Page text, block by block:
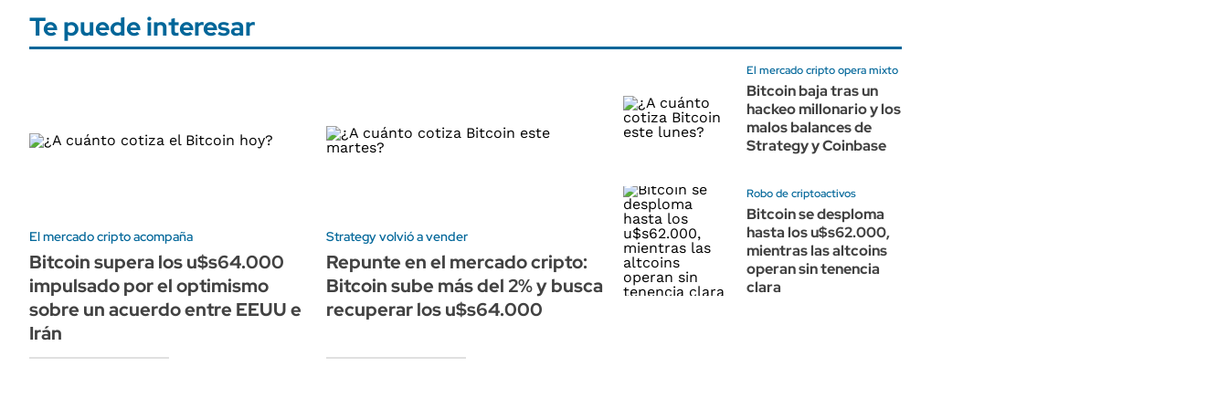
Te puede interesar
El mercado cripto acompaña
Bitcoin supera los u$s64.000
impulsado por el optimismo
sobre un acuerdo entre EEUU e
Irán
Strategy volvió a vender
Repunte en el mercado cripto:
Bitcoin sube más del 2% y busca
recuperar los u$s64.000
El mercado cripto opera mixto
Bitcoin baja tras un
hackeo millonario y los
malos balances de
Strategy y Coinbase
Robo de criptoactivos
Bitcoin se desploma
hasta los u$s62.000,
mientras las altcoins
operan sin tenencia
clara